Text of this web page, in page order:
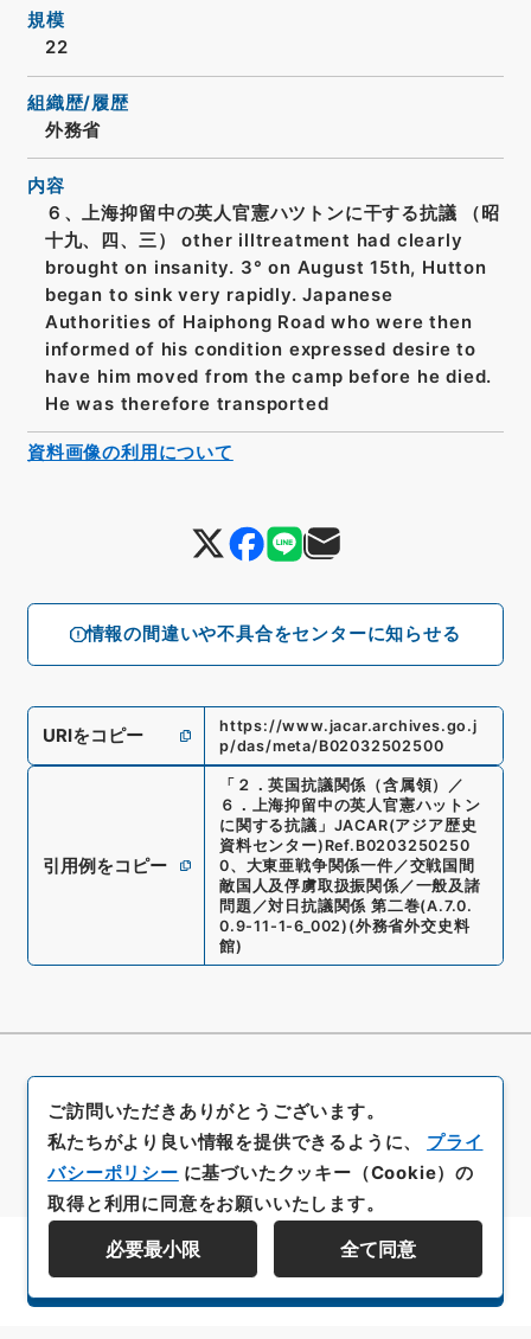
情報の間違いや不具合をセンターに知らせる
規模
22
組織歴/履歴
外務省
内容
６、上海抑留中の英人官憲ハツトンに干する抗議 （昭
十九、四、三） other illtreatment had clearly
brought on insanity. 3° on August 15th, Hutton
began to sink very rapidly. Japanese
Authorities of Haiphong Road who were then
informed of his condition expressed desire to
have him moved from the camp before he died.
He was therefore transported
URIをコピー
https://www.jacar.archives.go.j
p/das/meta/B02032502500
引用例をコピー
「 ２．英国抗議関係（含属領）／
６．上海抑留中の英人官憲ハットン
に関する抗議 」 JACAR(アジア歴史
資料センター) Ref. B0203250250
0、 大東亜戦争関係一件／交戦国間
敵国人及俘虜取扱振関係／一般及諸
問題／対日抗議関係 第二巻(A.7.0.
0.9-11-1-6_002) (外務省外交史料
館)
資料画像の利用について
資料群階層を表示する
ご訪問いただきありがとうございます。
私たちがより良い情報を提供できるように、 プライ
バシーポリシー に基づいたクッキー（Cookie）の
取得と利用に同意をお願いいたします。
必要最小限 全て同意